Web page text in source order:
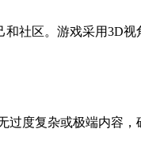
和社区。游戏采用3D视
度复杂或极端内容，